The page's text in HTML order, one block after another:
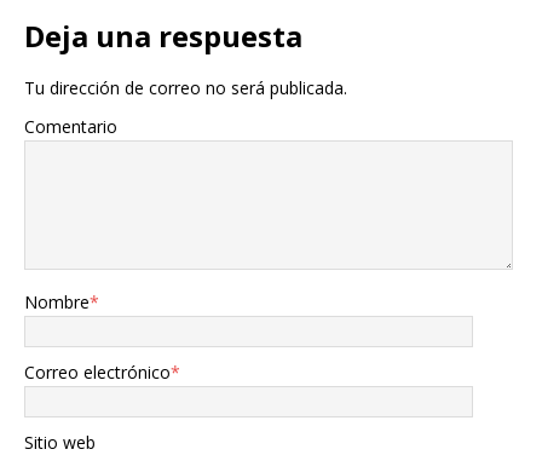
Deja una respuesta
Tu dirección de correo no será publicada.
Comentario
Nombre*
Correo electrónico*
Sitio web